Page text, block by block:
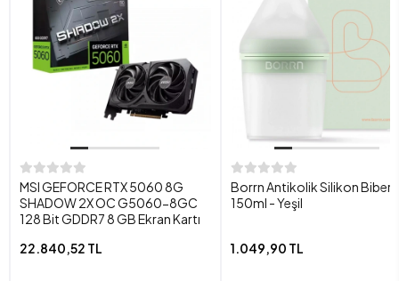
MSI GEFORCE RTX 5060 8G
SHADOW 2X OC G5060-8GC
128 Bit GDDR7 8 GB Ekran Kartı
22.840,52 TL
Borrn Antikolik Silikon
150ml - Yeşil
1.049,90 TL